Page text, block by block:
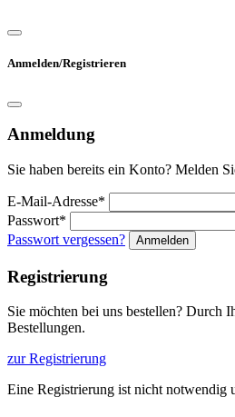
Anmelden/Registrieren
Anmeldung
Sie haben bereits ein Konto? Melden
E-Mail-Adresse*
Passwort*
Passwort vergessen?
Anmelden
Registrierung
Sie möchten bei uns bestellen? Durch
Bestellungen.
zur Registrierung
Eine Registrierung ist nicht notwendig